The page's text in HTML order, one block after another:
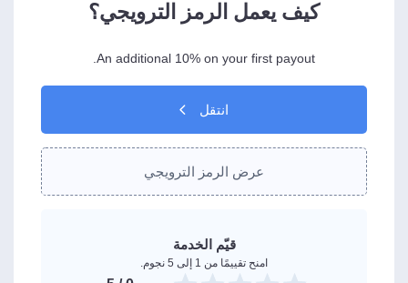
كيف يعمل الرمز الترويجي؟
An additional 10% on your first payout.
انتقل
عرض الرمز الترويجي
قيّم الخدمة
امنح تقييمًا من 1 إلى 5 نجوم.